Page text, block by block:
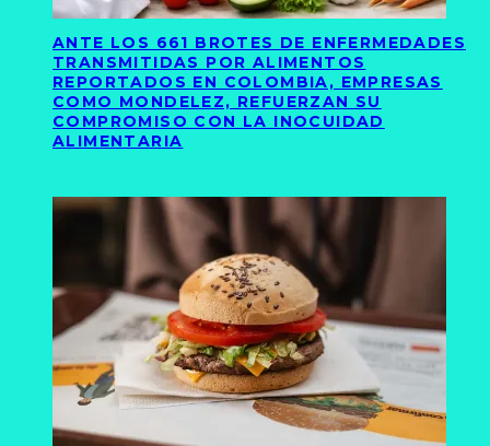
ANTE LOS 661 BROTES DE ENFERMEDADES
TRANSMITIDAS POR ALIMENTOS
REPORTADOS EN COLOMBIA, EMPRESAS
COMO MONDELEZ, REFUERZAN SU
COMPROMISO CON LA INOCUIDAD
ALIMENTARIA